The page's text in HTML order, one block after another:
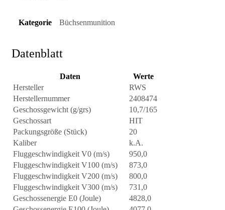
Kategorie Büchsenmunition
Datenblatt
Daten
Werte
Hersteller
RWS
Herstellernummer
2408474
Geschossgewicht (g/grs)
10,7/165
Geschossart
HIT
Packungsgröße (Stück)
20
Kaliber
k.A.
Fluggeschwindigkeit V0 (m/s)
950,0
Fluggeschwindigkeit V100 (m/s)
873,0
Fluggeschwindigkeit V200 (m/s)
800,0
Fluggeschwindigkeit V300 (m/s)
731,0
Geschossenergie E0 (Joule)
4828,0